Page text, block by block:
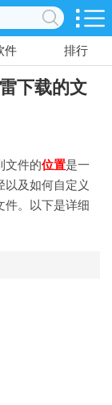
件 排行
下载的文
文件的位置是一
及如何自定义
件。以下是详细